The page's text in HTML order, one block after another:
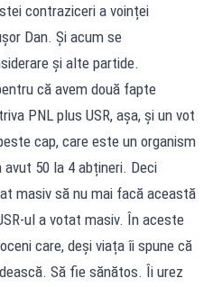
contraziceri a voinței
Dan. Și acum se
și alte partide.
că avem două fapte
PNL plus USR, așa, și un vot
cap, care este un organism
50 la 4 abțineri. Deci
masiv să nu mai facă această
ul a votat masiv. În aceste
care, deși viața îi spune că
Să fie sănătos. Îi urez